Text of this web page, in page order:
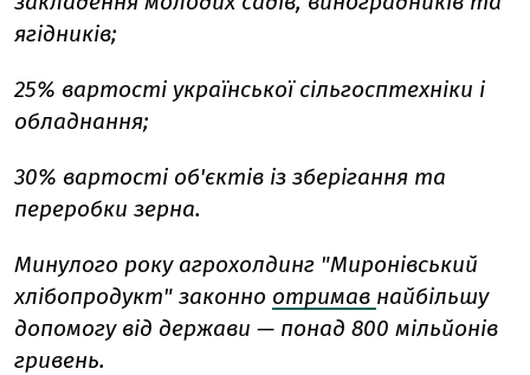
ягідників;
25% вартості української сільгосптехніки і
обладнання;
30% вартості об'єктів із зберігання та
переробки зерна.
Минулого року агрохолдинг "Миронівський
хлібопродукт" законно отримав найбільшу
допомогу від держави — понад 800 мільйонів
гривень.